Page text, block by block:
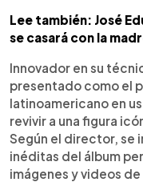
Lee también: José
se casará con la
Innovador en su
presentado como el
latinoamericano en
revivir a una figura
Según el director, se
inéditas del álbum
imágenes y videos